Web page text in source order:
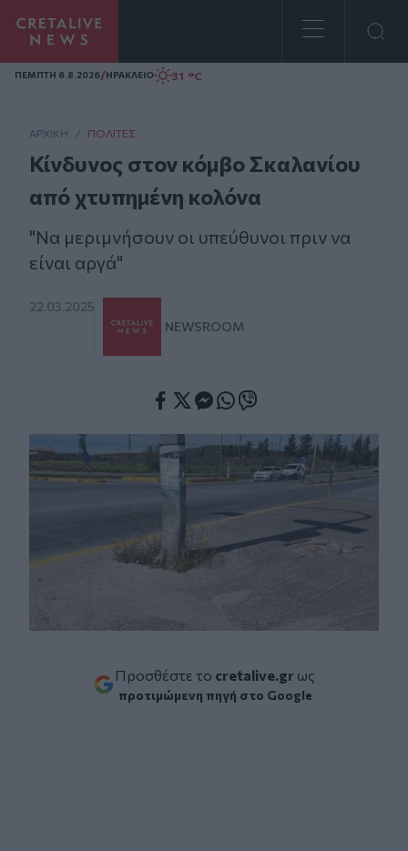
Homepage
ΠΕΜΠΤΗ 6.8.2026/ΗΡΑΚΛΕΙΟ 31 °C
ΑΡΧΙΚΗ / ΠΟΛΊΤΕΣ
Κίνδυνος στον κόμβο Σκαλανίου
από χτυπημένη κολόνα
"Να μεριμνήσουν οι υπεύθυνοι πριν να
είναι αργά"
22.03.2025
NEWSROOM
Προσθέστε το cretalive.gr ως
προτιμώμενη πηγή στο Google